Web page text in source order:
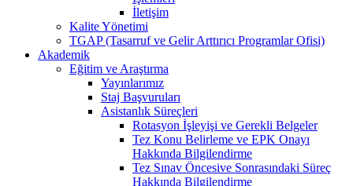
İletişim
Kalite Yönetimi
TGAP (Tasarruf ve Gelir Arttırıcı Programlar Ofisi)
Akademik
Eğitim ve Araştırma
Yayınlarımız
Staj Başvuruları
Asistanlık Süreçleri
Rotasyon İşleyişi ve Gerekli Belgeler
Tez Konu Belirleme ve EPK Onayı
Hakkında Bilgilendirme
Tez Sınav Öncesive Sonrasındaki Süreç
Hakkında Bilgilendirme